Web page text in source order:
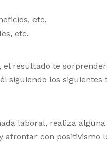
etc.
etc.
resultado te
siguiendo los siguientes
laboral, realiza
con